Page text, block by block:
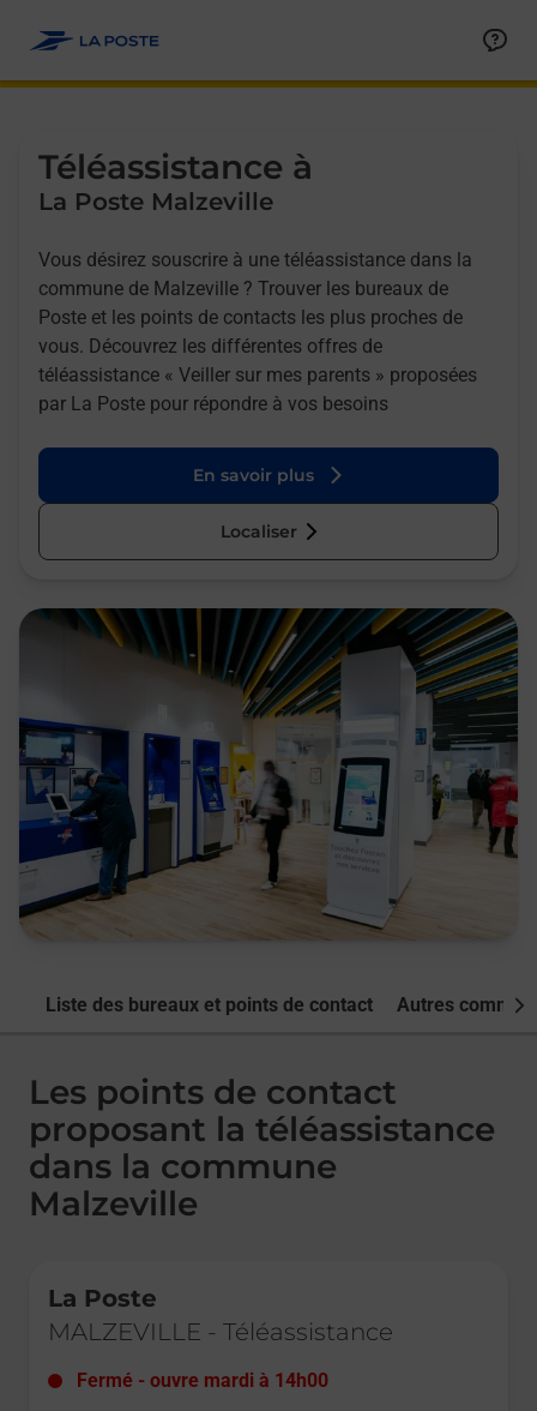
Téléassistance à
La Poste Malzeville
Vous désirez souscrire à une téléassistance dans la
commune de Malzeville ? Trouver les bureaux de
Poste et les points de contacts les plus proches de
vous. Découvrez les différentes offres de
téléassistance « Veiller sur mes parents » proposées
par La Poste pour répondre à vos besoins
En savoir plus
Localiser
Liste des bureaux et points de contact Autres
Les points de contact
proposant la téléassistance
dans la commune
Malzeville
La Poste
MALZEVILLE - Téléassistance
Fermé - ouvre mardi à 14h00